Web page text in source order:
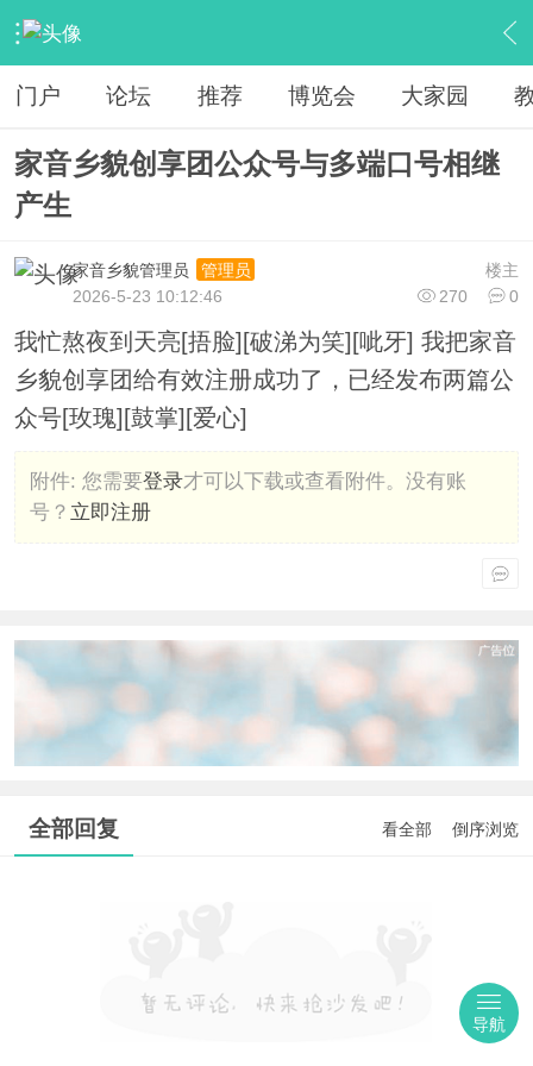
› 权威动态 › 数据公报 › 内容
门户 论坛 推荐 博览会 大家园
家音乡貌创享团公众号与多端口号相继
产生
楼主
家音乡貌管理员
管理员
270
0
2026-5-23 10:12:46
我忙熬夜到天亮[捂脸][破涕为笑][呲牙] 我把家音
乡貌创享团给有效注册成功了，已经发布两篇公
众号[玫瑰][鼓掌][爱心]
附件: 您需要登录才可以下载或查看附件。没有账
号？ 立即注册
全部回复 看全部 倒序浏览
导航